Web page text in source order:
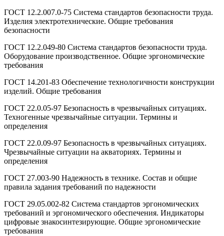
ГОСТ 12.2.007.0-75 Система стандартов безопасности труда.
Изделия электротехнические. Общие требования
безопасности
ГОСТ 12.2.049-80 Система стандартов безопасности труда.
Оборудование производственное. Общие эргономические
требования
ГОСТ 14.201-83 Обеспечение технологичности конструкции
изделий. Общие требования
ГОСТ 22.0.05-97 Безопасность в чрезвычайных ситуациях.
Техногенные чрезвычайные ситуации. Термины и
определения
ГОСТ 22.0.09-97 Безопасность в чрезвычайных ситуациях.
Чрезвычайные ситуации на акваториях. Термины и
определения
ГОСТ 27.003-90 Надежность в технике. Состав и общие
правила задания требований по надежности
ГОСТ 29.05.002-82 Система стандартов эргономических
требований и эргономического обеспечения. Индикаторы
цифровые знакосинтезирующие. Общие эргономические
требования